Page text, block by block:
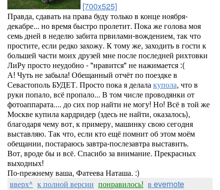
[700x525]
Правда, сдавать на права буду только в конце ноября-
декабре... но время быстро пролетит. Пока же голова моя
семь дней в неделю забита првилами-вождением, так что
простите, если редко захожу. К тому же, заходить в гости к
большей части моих друзей мне после последней рихтовки
ЛиРу просто неудобно - "нравится" не нажимается :(
А! Чуть не забыла! Обещанный отчёт по поездке в
Севастополь БУДЕТ. Просто пока я делалакупола, что в
руки попало, всё пропало... В том числе проводянки от
фотоаппарата.... до сих пор найти не могу! Но! Всё в той же
Москве купила кардридер (здесь не найти, оказалось),
благодаря чему вот, к примеру, машинку свою сегодня
выставляю. Так что, если кто ещё помнит об этом моём
обещании, постараюсь завтра-послезавтра выставить.
Вот, вроде бы и всё. Спасибо за внимание. Прекрасных
выходных!
По-прежнему ваша, Фатеева Наташа. :)
вверх^ к полной версии понравилось! в evernote